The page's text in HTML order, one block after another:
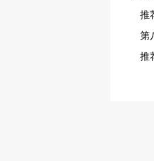
推荐
第
推荐